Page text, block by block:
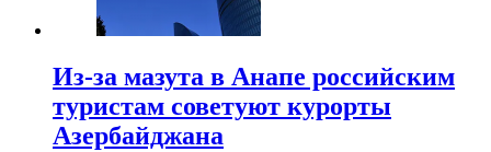
Из-за мазута в Анапе российским
туристам советуют курорты
Азербайджана